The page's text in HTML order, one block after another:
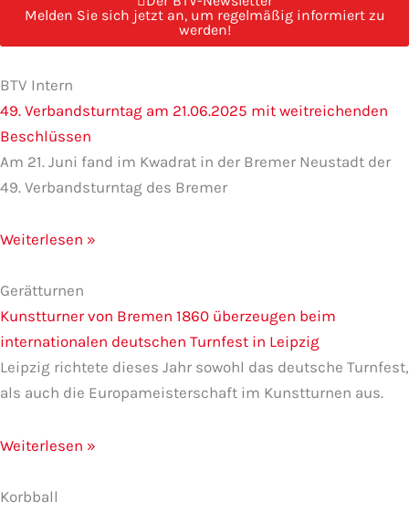
Melden Sie sich jetzt an, um regelmäßig informiert zu
werden!
BTV Intern
49. Verbandsturntag am 21.06.2025 mit weitreichenden
Beschlüssen
Am 21. Juni fand im Kwadrat in der Bremer Neustadt der
49. Verbandsturntag des Bremer
Weiterlesen »
Gerätturnen
Kunstturner von Bremen 1860 überzeugen beim
internationalen deutschen Turnfest in Leipzig
Leipzig richtete dieses Jahr sowohl das deutsche Turnfest,
als auch die Europameisterschaft im Kunstturnen aus.
Weiterlesen »
Korbball